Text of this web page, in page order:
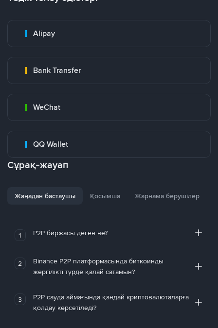
Alipay
Bank Transfer
WeChat
QQ Wallet
Сұрақ-жауап
Жаңадан бастаушы Қосымша Жарнама берушілер
1 P2P биржасы деген не?
2
Binance P2P платформасында биткоинды
жергілікті түрде қалай сатамын?
3
P2P сауда аймағында қандай криптовалюталарға
қолдау көрсетіледі?